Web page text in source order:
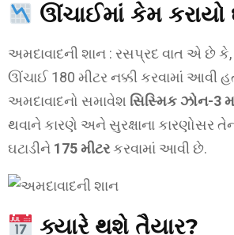
ઊંચાઈમાં કેમ કરાયો
અમદાવાદની શાન : રસપ્રદ વાત એ છે
ઊંચાઈ 180 મીટર નક્કી કરવામાં આવી
અમદાવાદનો સમાવેશ સિસ્મિક ઝોન-3
થવાને કારણે અને સુરક્ષાના કારણોસર
ઘટાડીને 175 મીટરકરવામાં આવી છે.
ક્યારે થશે તૈયાર?